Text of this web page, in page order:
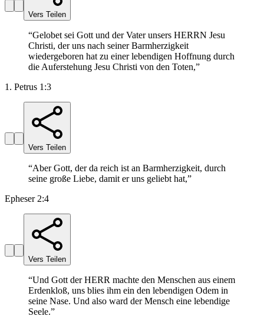
Vers Teilen
“Gelobet sei Gott und der Vater unsers HERRN Jesu
Christi, der uns nach seiner Barmherzigkeit
wiedergeboren hat zu einer lebendigen Hoffnung durch
die Auferstehung Jesu Christi von den Toten,”
1. Petrus 1:3
Vers Teilen
“Aber Gott, der da reich ist an Barmherzigkeit, durch
seine große Liebe, damit er uns geliebt hat,”
Epheser 2:4
Vers Teilen
“Und Gott der HERR machte den Menschen aus einem
Erdenkloß, uns blies ihm ein den lebendigen Odem in
seine Nase. Und also ward der Mensch eine lebendige
Seele.”